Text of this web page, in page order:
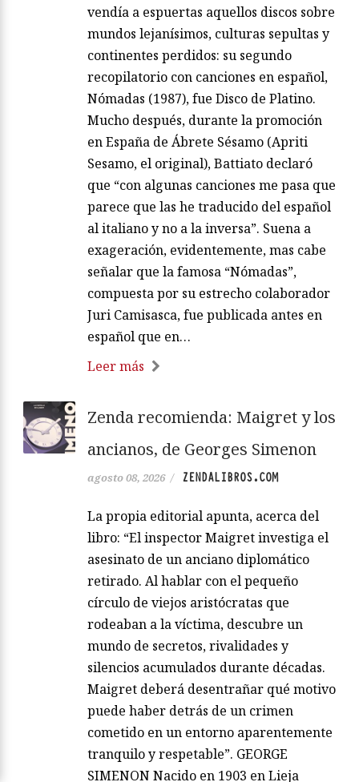
vendía a espuertas aquellos discos sobre
mundos lejanísimos, culturas sepultas y
continentes perdidos: su segundo
recopilatorio con canciones en español,
Nómadas (1987), fue Disco de Platino.
Mucho después, durante la promoción
en España de Ábrete Sésamo (Apriti
Sesamo, el original), Battiato declaró
que “con algunas canciones me pasa que
parece que las he traducido del español
al italiano y no a la inversa”. Suena a
exageración, evidentemente, mas cabe
señalar que la famosa “Nómadas”,
compuesta por su estrecho colaborador
Juri Camisasca, fue publicada antes en
español que en…
Leer más
Zenda recomienda: Maigret y los
ancianos, de Georges Simenon
agosto 08, 2026 / ZENDALIBROS.COM
La propia editorial apunta, acerca del
libro: “El inspector Maigret investiga el
asesinato de un anciano diplomático
retirado. Al hablar con el pequeño
círculo de viejos aristócratas que
rodeaban a la víctima, descubre un
mundo de secretos, rivalidades y
silencios acumulados durante décadas.
Maigret deberá desentrañar qué motivo
puede haber detrás de un crimen
cometido en un entorno aparentemente
tranquilo y respetable”. GEORGE
SIMENON Nacido en 1903 en Lieja